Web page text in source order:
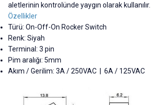
aletlerinin kontrolünde yaygın olarak kullanılır.
Özellikler
Türü: On-Off-On Rocker Switch
Renk: Siyah
Terminal: 3 pin
Pim aralığı: 5mm
Akım / Gerilim: 3A / 250VAC | 6A / 125VAC